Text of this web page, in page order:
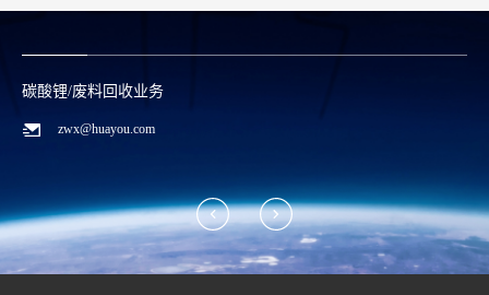
碳酸锂/废料回收业务
zwx@huayou.com